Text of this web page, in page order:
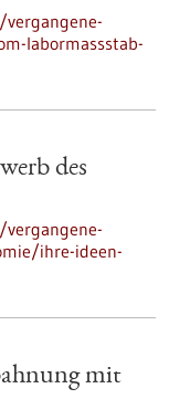
labormassstab-
des
ihre-ideen-
mit